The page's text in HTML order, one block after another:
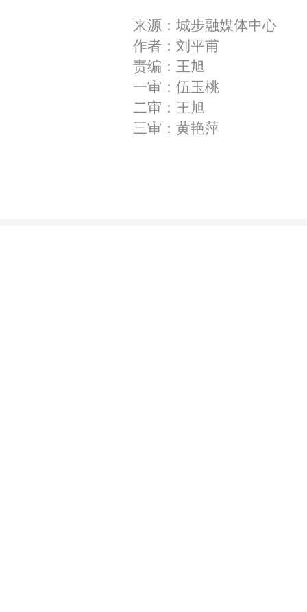
来源：城步融媒体中心
作者：刘平甫
责编：王旭
一审：伍玉桃
二审：王旭
三审：黄艳萍